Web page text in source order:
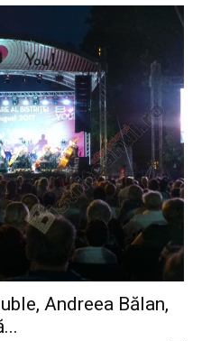
Andreea Bălan,